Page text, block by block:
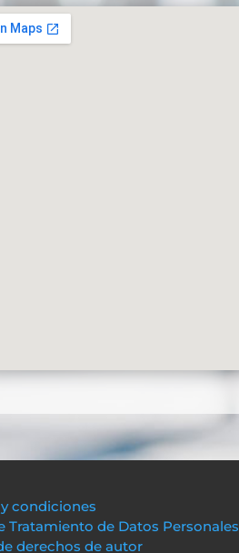
y condiciones
Tratamiento de Datos Personales
derechos de autor